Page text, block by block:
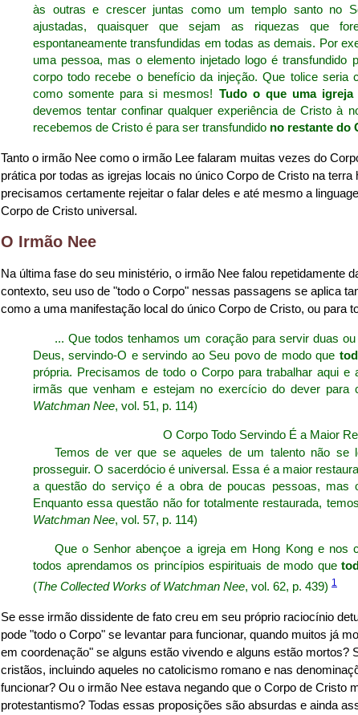
às outras e crescer juntas como um templo santo no
ajustadas, quaisquer que sejam as riquezas que
espontaneamente transfundidas em todas as demais. Por
uma pessoa, mas o elemento injetado logo é
corpo todo recebe o benefício da injeção. Que tolice seria
como somente para si mesmos! Tudo o que uma
devemos tentar confinar qualquer experiência de Cristo à
recebemos de Cristo é para ser transfundido no restante do
Tanto o irmão Nee como o irmão Lee falaram muitas vezes do
prática por todas as igrejas locais no único Corpo de Cristo na
precisamos certamente rejeitar o falar deles e até mesmo a
Corpo de Cristo universal.
O Irmão Nee
Na última fase do seu ministério, o irmão Nee falou repetidamente
contexto, seu uso de "todo o Corpo" nessas passagens se aplica
como a uma manifestação local do único Corpo de Cristo, ou para
... Que todos tenhamos um coração para servir duas
Deus, servindo-O e servindo ao Seu povo de modo que
própria. Precisamos de todo o Corpo para trabalhar aqui
irmãs que venham e estejam no exercício do dever para
Watchman Nee, vol. 51, p. 114)
O Corpo Todo Servindo É a Maior
Temos de ver que se aqueles de um talento não se
prosseguir. O sacerdócio é universal. Essa é a maior
a questão do serviço é a obra de poucas pessoas, mas
Enquanto essa questão não for totalmente restaurada,
Watchman Nee, vol. 57, p. 114)
Que o Senhor abençoe a igreja em Hong Kong e nos
todos aprendamos os princípios espirituais de modo que
(The Collected Works of Watchman Nee, vol. 62, p. 439) 1
Se esse irmão dissidente de fato creu em seu próprio raciocínio
pode "todo o Corpo" se levantar para funcionar, quando muitos já
em coordenação" se alguns estão vivendo e alguns estão mortos?
cristãos, incluindo aqueles no catolicismo romano e nas
funcionar? Ou o irmão Nee estava negando que o Corpo de Cristo
protestantismo? Todas essas proposições são absurdas e ainda